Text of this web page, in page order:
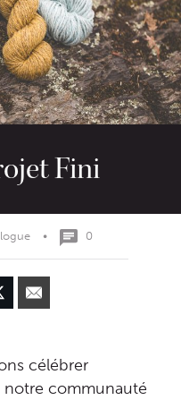
Fini
• 0
célébrer
notre communauté